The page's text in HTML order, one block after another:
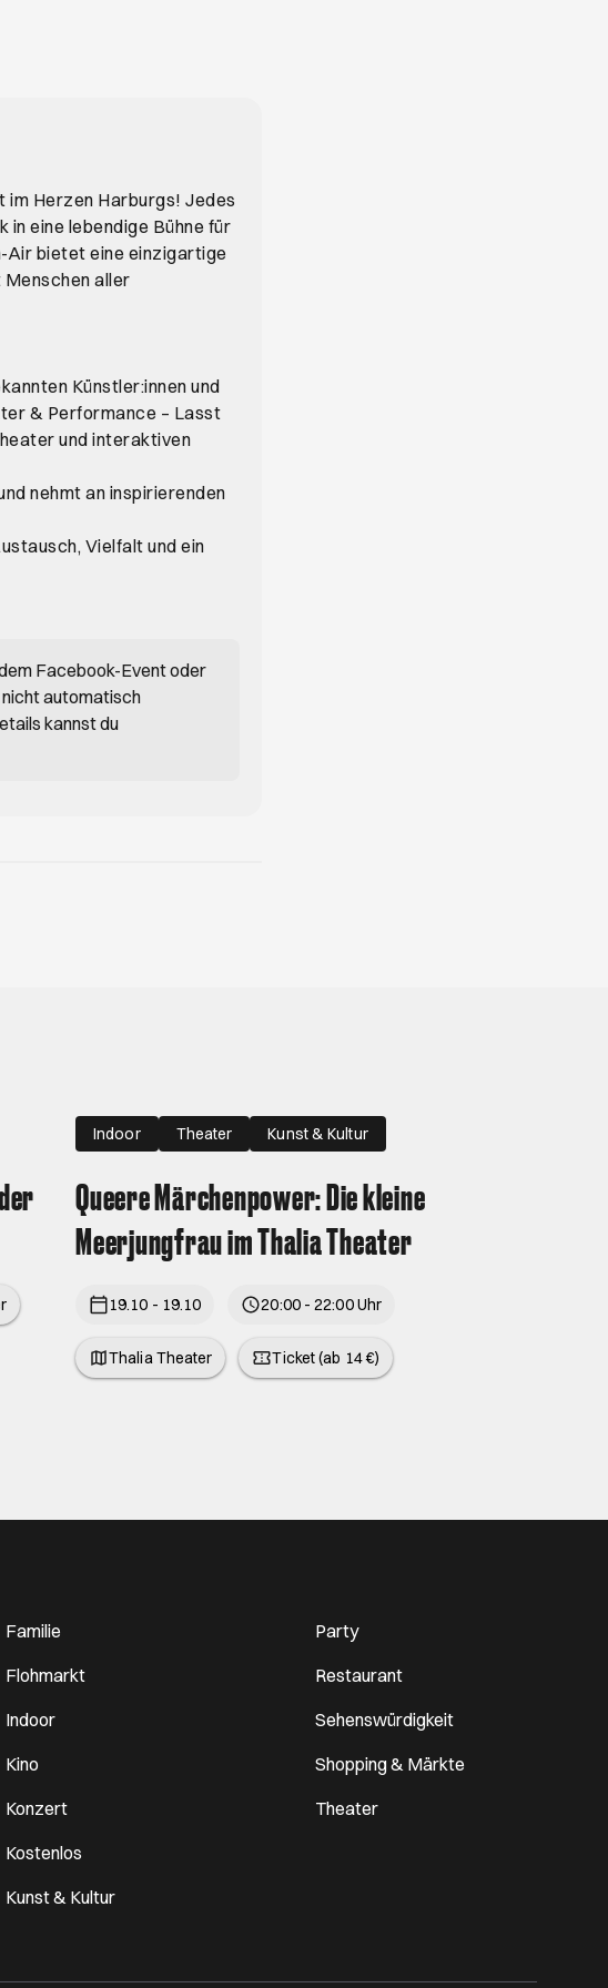
im Herzen Harburgs! Jedes
eine lebendige Bühne für
Air bietet eine einzigartige
aller
Künstler:innen und
& Performance – Lasst
und interaktiven
nehmt an inspirierenden
Vielfalt und ein
Facebook-Event oder
automatisch
kannst du
Indoor Theater Kunst & Kultur
Queere Märchenpower: Die kleine
Meerjungfrau im Thalia Theater
19.10 - 19.10 20:00 - 22:00 Uhr
Thalia Theater Ticket (ab 14 €)
Familie
Flohmarkt
Indoor
Kino
Konzert
Kostenlos
Kunst & Kultur
Party
Restaurant
Sehenswürdigkeit
Shopping & Märkte
Theater